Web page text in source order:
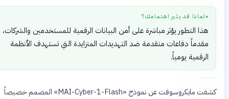
لماذا قد يثير اهتمامك؟
هذا التطور يؤثر مباشرة على أمن البيانات الرقمية للمستخدمين والشركات،
مقدماً دفاعات متقدمة ضد التهديدات المتزايدة التي تستهدف الأنظمة
الرقمية يومياً.
كشفت مايكروسوفت عن نموذج «MAI-Cyber-1-Flash» المصمم خصيصاً